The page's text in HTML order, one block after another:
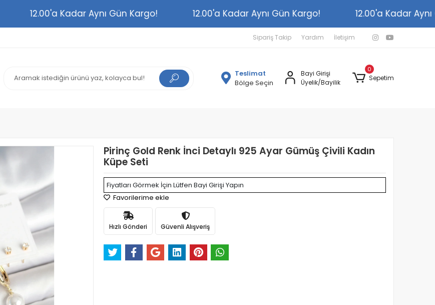
12.00'a Kadar Aynı Gün Kargo! 12.00'a Kadar Aynı Gün Kargo! 12.00'a Kadar
Sipariş Takip Yardım İletişim
Teslimat
Bölge Seçin
Bayi Girişi
Üyelik/Bayilik
0
Sepetim
Pirinç Gold Renk İnci Detaylı 925 Ayar Gümüş Çivili Kadın
Küpe Seti
Fiyatları Görmek İçin Lütfen Bayi Girişi Yapın
Favorilerime ekle
Hızlı Gönderi Güvenli Alışveriş